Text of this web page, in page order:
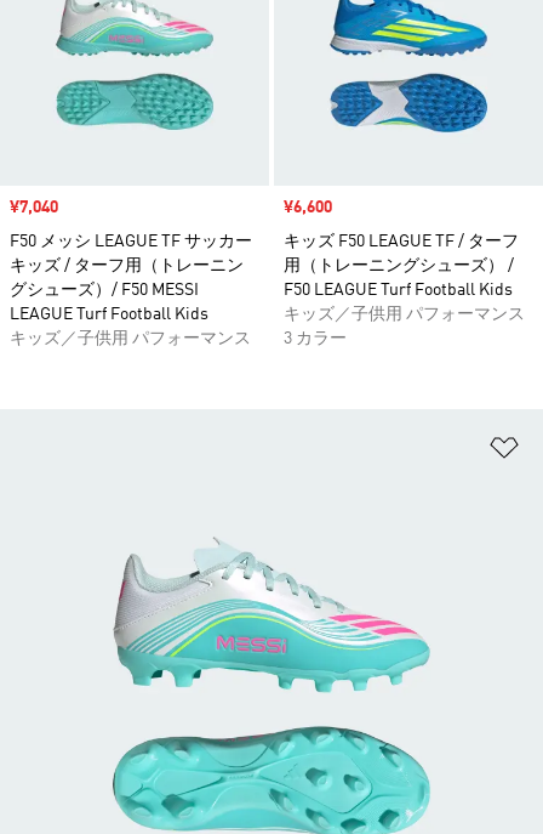
セール価格
¥7,040
F50 メッシ LEAGUE TF サッカー
キッズ / ターフ用（トレーニン
グシューズ）/ F50 MESSI
LEAGUE Turf Football Kids
キッズ／子供用 パフォーマンス
セール価格
¥6,600
キッズ F50 LEAGUE TF / ターフ
用（トレーニングシューズ） /
F50 LEAGUE Turf Football Kids
キッズ／子供用 パフォーマンス
3 カラー